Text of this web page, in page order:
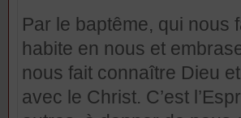
Par le baptême, qui nous
habite en nous et
nous fait connaître Dieu
avec le Christ. C’est